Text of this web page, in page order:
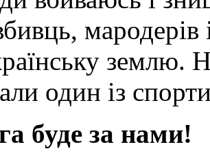
мародерів
землю.
один із
буде за нами!